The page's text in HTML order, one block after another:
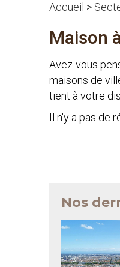
Accueil >
Maison
Avez-vous
maisons de
tient à votre
Il n'y a pas de
Nos